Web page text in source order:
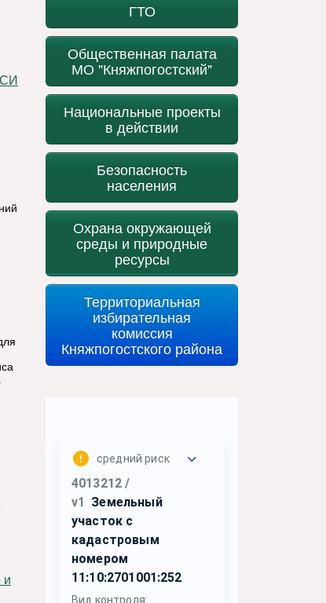
и
ГТО
Общественная палата
МО "Княжпогостский"
Национальные проекты
в действии
Безопасность
населения
Охрана окружающей
среды и природные
ресурсы
Территориальная
избирательная
комиссия
Княжпогостского района